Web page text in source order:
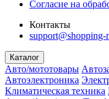
Согласие на
Контакты
support@shopping-
Каталог
Авто/мототовары
Автоэлектроника
Климатическая техника